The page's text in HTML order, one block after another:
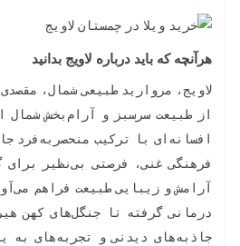
هرآنچه که باید درباره لاویج بدانید
لاویج، مروارید طبیعی شمال،
از طبیعت سرسبز و آرام‌بخش شمال
افسانه‌ای با ترکیب منحصربه‌فرد
فرهنگی غنی، فرصتی بی‌نظیر برای
آرامش و زیبایی طبیعت فراهم
درمانی گرفته تا جنگل‌های کهن
جاذبه‌های دیدنی و تجربه‌های به